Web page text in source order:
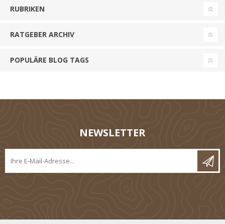
RUBRIKEN
RATGEBER ARCHIV
POPULÄRE BLOG TAGS
NEWSLETTER